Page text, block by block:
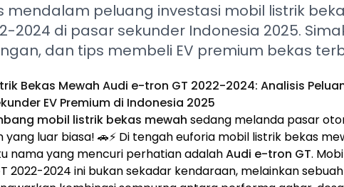
mendalam peluang investasi mobil listrik
2024 di pasar sekunder Indonesia 2025.
dan tips membeli EV premium bekas
Bekas Mewah Audi e-tron GT 2022-2024: Analisis
EV Premium di Indonesia 2025
mobil listrik bekas mewah sedang melanda pasar
yang luar biasa! 🚗⚡ Di tengah euforia mobil listrik bekas
nama yang mencuri perhatian adalahAudi e-tron GT.
2022-2024 ini bukan sekadar kendaraan, melainkan sebuah